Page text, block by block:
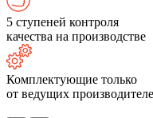
5 ступеней контроля
качества на производстве
Комплектующие только
от ведущих